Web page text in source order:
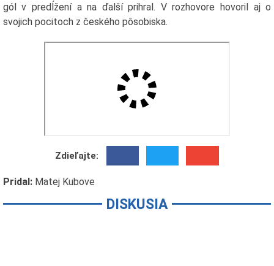
gól v predĺžení a na ďalší prihral. V rozhovore hovoril aj o
svojich pocitoch z českého pôsobiska.
Zdieľajte:
Pridal: Matej Kubove
DISKUSIA